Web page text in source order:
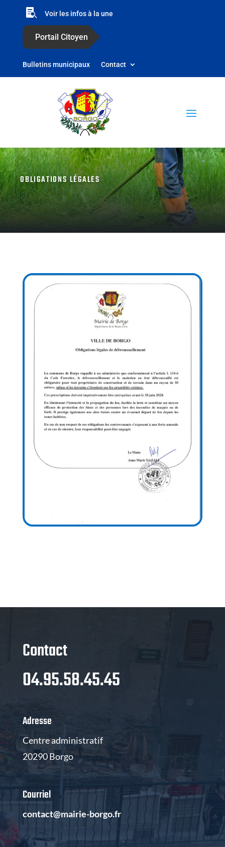
 Voir les infos à la une
Bulletins municipaux Contact
Portail Citoyen
OBLIGATIONS LÉGALES
Contact
04.95.58.45.45
Adresse
Centre administratif
20290 Borgo
Courriel
contact@mairie-borgo.fr